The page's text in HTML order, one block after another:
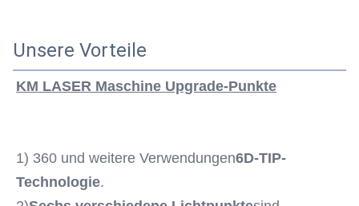
Unsere Vorteile
KM LASER Maschine Upgrade-Punkte
1) 360 und weitere Verwendungen6D-TIP-
Technologie.